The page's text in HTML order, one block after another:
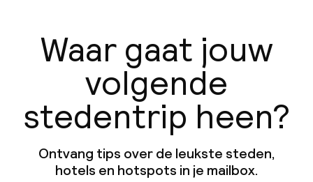
Waar gaat jouw
volgende
stedentrip heen?
Ontvang tips over de leukste steden,
hotels en hotspots in je mailbox.